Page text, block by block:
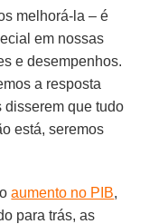
melhorá-la – é
em nossas
e desempenhos.
a resposta
disserem que tudo
está, seremos
aumento no PIB,
para trás, as